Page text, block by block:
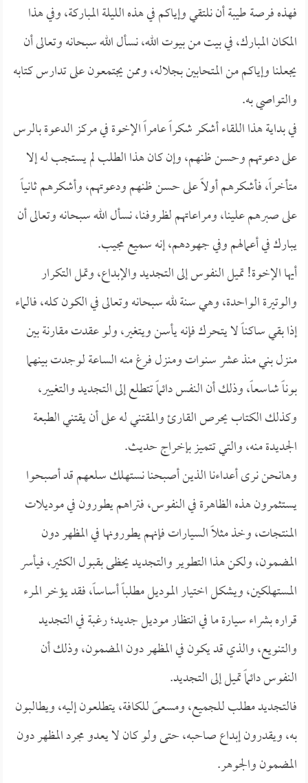
فهذه فرصة طيبة أن نلتقي وإياكم في هذه الليلة المباركة، وفي هذا
المكان المبارك، في بيت من بيوت الله، نسأل الله سبحانه وتعالى أن
يجعلنا وإياكم من المتحابين بجلاله، وممن يجتمعون على تدارس كتابه
والتواصي به.
في بداية هذا اللقاء أشكر شكراً عامراً الإخوة في مركز الدعوة بالرس
على دعوتهم وحسن ظنهم، وإن كان هذا الطلب لم يستجب له إلا
متأخراً، فأشكرهم أولاً على حسن ظنهم ودعوتهم، وأشكرهم ثانياً
على صبرهم علينا، ومراعاتهم لظروفنا، نسأل الله سبحانه وتعالى أن
يبارك في أعمالهم وفي جهودهم، إنه سميع مجيب.
أيها الإخوة! تميل النفوس إلى التجديد والإبداع، وتمل التكرار
والوتيرة الواحدة، وهي سنة لله سبحانه وتعالى في الكون كله، فالماء
إذا بقي ساكناً لا يتحرك فإنه يأسن ويتغير، ولو عقدت مقارنة بين
منزل بني منذ عشر سنوات ومنزل فرغ منه الساعة لوجدت بينهما
بوناً شاسعاً، وذلك أن النفس دائماً تتطلع إلى التجديد والتغيير،
وكذلك الكتاب يحرص القارئ والمقتني له على أن يقتني الطبعة
الجديدة منه، والتي تتميز بإخراج حديث.
وهانحن نرى أعداءنا الذين أصبحنا نستهلك سلعهم قد أصبحوا
يستثمرون هذه الظاهرة في النفوس، فتراهم يطورون في موديلات
المنتجات، وخذ مثلاً السيارات فإنهم يطورونها في المظهر دون
المضمون، ولكن هذا التطوير والتجديد يحظى بقبول الكثير، فيأسر
المستهلكين، ويشكل اختيار الموديل مطلباً أساساً، فقد يؤخر المرء
قراره بشراء سيارة ما في انتظار موديل جديد؛ رغبة في التجديد
والتنويع، والذي قد يكون في المظهر دون المضمون، وذلك أن
النفوس دائماً تميل إلى التجديد.
فالتجديد مطلب للجميع، ومسعىً للكافة، يتطلعون إليه، ويطالبون
به، ويقدرون إبداع صاحبه، حتى ولو كان لا يعدو مجرد المظهر دون
المضمون والجوهر.